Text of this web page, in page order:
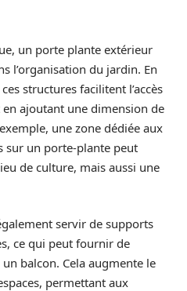
un porte plante extérieur
l’organisation du jardin. En
structures facilitent l’accès
ajoutant une dimension de
une zone dédiée aux
sur un porte-plante peut
de culture, mais aussi une
servir de supports
ce qui peut fournir de
balcon. Cela augmente le
permettant aux